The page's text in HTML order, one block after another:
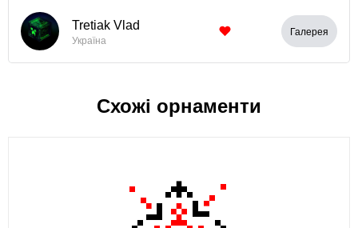
Tretiak Vlad
Україна
Галерея
Схожі орнаменти